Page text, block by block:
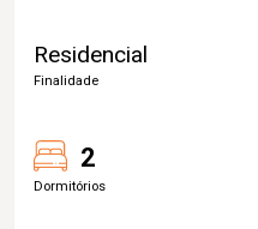
Residencial
Finalidade
2
Dormitórios